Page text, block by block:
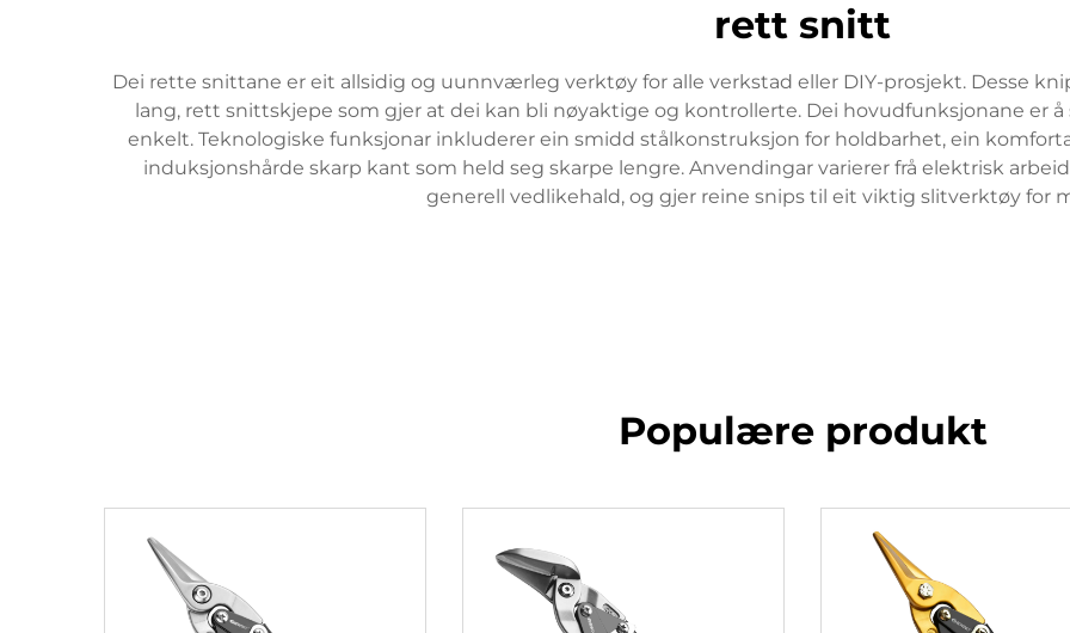
rett snitt
Dei rette snittane er eit allsidig og uunnværleg verktøy for alle verkstad eller DIY-prosjekt. Desse
lang, rett snittskjepe som gjer at dei kan bli nøyaktige og kontrollerte. Dei hovudfunksjonane er
enkelt. Teknologiske funksjonar inkluderer ein smidd stålkonstruksjon for holdbarhet, ein
induksjonshårde skarp kant som held seg skarpe lengre. Anvendingar varierer frå elektrisk
generell vedlikehald, og gjer reine snips til eit viktig slitverktøy for
Populære produkt